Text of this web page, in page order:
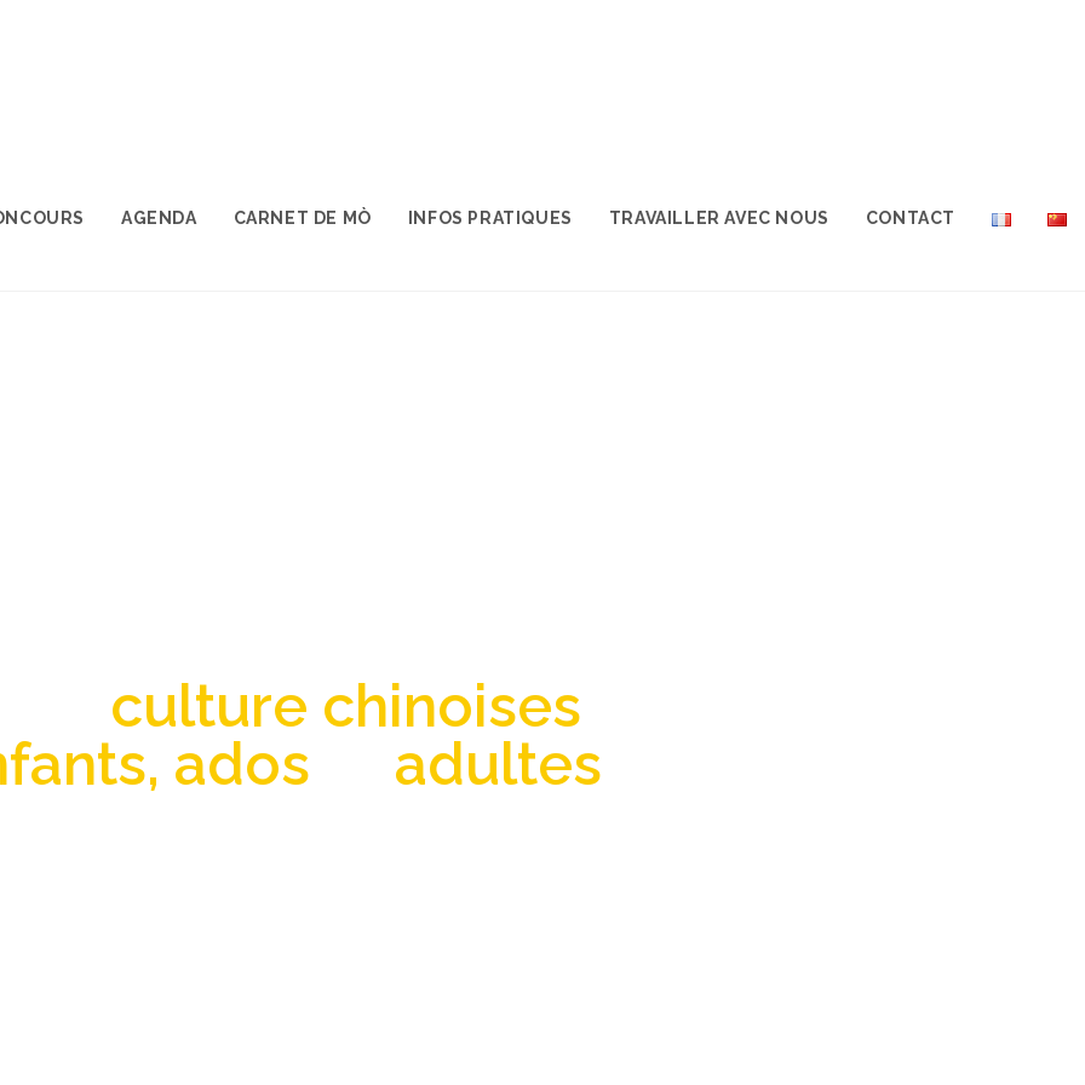
AGENDA CARNET DE MÒ INFOS PRATIQUES TRAVAILLER AVEC NOUS CONTACT
culture chinoises
ados
adultes